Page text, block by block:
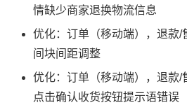
情缺少商家退换物流信息
优化：订单（移动端），退款/
间块间距调整
优化：订单（移动端），退款/
点击确认收货按钮提示语错误